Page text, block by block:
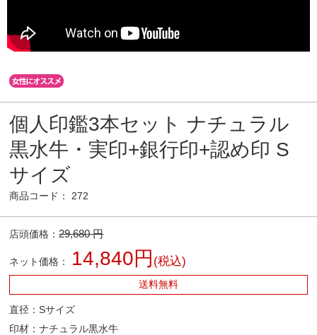
個人印鑑3本セット ナチュラル
黒水牛・実印+銀行印+認め印 S
サイズ
商品コード： 272
店頭価格：29,680 円
ネット価格： 14,840円 (税込)
送料無料
直径：Sサイズ
印材：ナチュラル黒水牛